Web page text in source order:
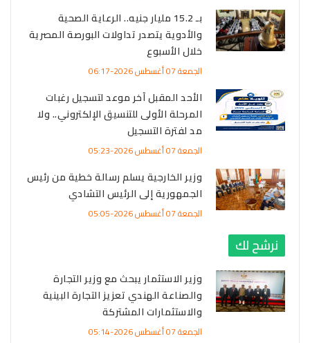
بـ 15.2 مليار جنيه.. الرعاية الصحية
والأدوية يتصدر تداولات البورصة المصرية
خلال الأسبوع
الجمعة 07 أغسطس 2026-06:17
الأحد المقبل آخر موعد لتسجيل رغبات
المرحلة الأولى للتنسيق الإلكتروني.. ولا
مد لفترة التسجيل
الجمعة 07 أغسطس 2026-05:23
وزير الخارجية يسلم رسالة خطية من رئيس
الجمهورية إلى الرئيس التشادي
الجمعة 07 أغسطس 2026-05:05
نرشح لك
وزير الاستثمار يبحث مع وزير التجارة
والصناعة الهندي تعزيز التجارة البينية
والاستثمارات المشتركة
الجمعة 07 أغسطس 2026-05:14